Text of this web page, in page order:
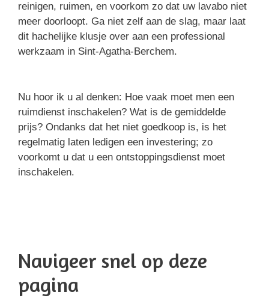
reinigen, ruimen, en voorkom zo dat uw lavabo niet
meer doorloopt. Ga niet zelf aan de slag, maar laat
dit hachelijke klusje over aan een professional
werkzaam in Sint-Agatha-Berchem.
Nu hoor ik u al denken: Hoe vaak moet men een
ruimdienst inschakelen? Wat is de gemiddelde
prijs? Ondanks dat het niet goedkoop is, is het
regelmatig laten ledigen een investering; zo
voorkomt u dat u een ontstoppingsdienst moet
inschakelen.
Navigeer snel op deze
pagina